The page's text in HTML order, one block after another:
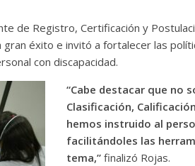
de Registro, Certificación y
éxito e invitó a fortalecer las
con discapacidad.
“Cabe destacar que no
Clasificación,
hemos instruido al
facilitándoles las
tema,” finalizó Rojas.